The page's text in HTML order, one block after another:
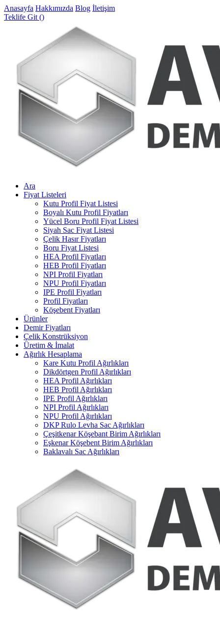
Anasayfa Hakkımızda Blog İletişim
Teklife Git ()
Ara
Fiyat Listeleri
Kutu Profil Fiyat Listesi
Boyalı Kutu Profil Fiyatları
Yücel Boru Profil Fiyat Listesi
Siyah Sac Fiyat Listesi
Çelik Hasır Fiyatları
Boru Fiyat Listesi
HEA Profil Fiyatları
HEB Profil Fiyatları
NPI Profil Fiyatları
NPU Profil Fiyatları
IPE Profil Fiyatları
Profil Fiyatları
Köşebent Fiyatları
Ürünler
Demir Fiyatları
Çelik Konstrüksiyon
Üretim & İmalat
Ağırlık Hesaplama
Kare Kutu Profil Ağırlıkları
Dikdörtgen Profil Ağırlıkları
HEA Profil Ağırlıkları
HEB Profil Ağırlıkları
IPE Profil Ağırlıkları
NPI Profil Ağırlıkları
NPU Profil Ağırlıkları
DKP Rulo Levha Sac Ağırlıkları
Çeşitkenar Köşebant Birim Ağırlıkları
Eşkenar Köşebent Birim Ağırlıkları
Baklavalı Sac Ağırlıkları